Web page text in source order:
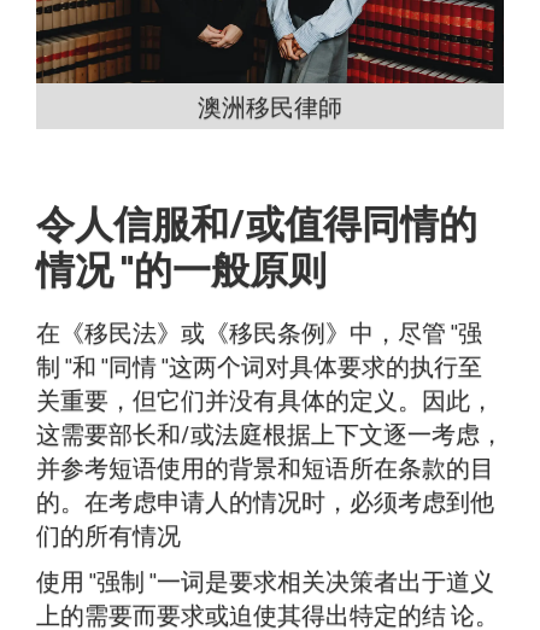
澳洲移民律師
令人信服和/或值得同情的
情况 "的一般原则
在《移民法》或《移民条例》中，尽管 "强
制 "和 "同情 "这两个词对具体要求的执行至
关重要，但它们并没有具体的定义。因此，
这需要部长和/或法庭根据上下文逐一考虑，
并参考短语使用的背景和短语所在条款的目
的。在考虑申请人的情况时，必须考虑到他
们的所有情况
使用 "强制 "一词是要求相关决策者出于道义
上的需要而要求或迫使其得出特定的结 论。